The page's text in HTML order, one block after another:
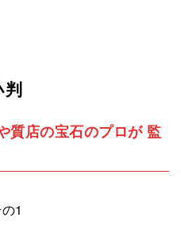
質店の宝石のプロが 監
1